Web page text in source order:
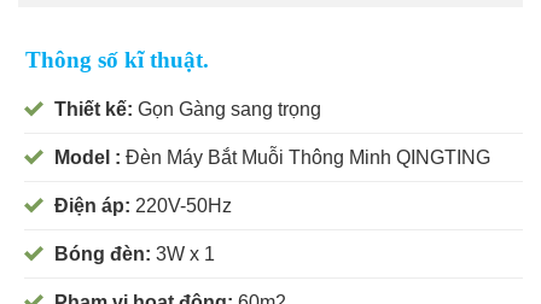
Thông số kĩ thuật.
Thiết kế: Gọn Gàng sang trọng
Model : Đèn Máy Bắt Muỗi Thông Minh QINGTING
Điện áp: 220V-50Hz
Bóng đèn: 3W x 1